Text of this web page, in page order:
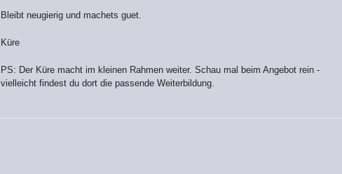
Bleibt neugierig und machets guet.
Küre
PS: Der Küre macht im kleinen Rahmen weiter. Schau mal beim Angebot rein -
vielleicht findest du dort die passende Weiterbildung.